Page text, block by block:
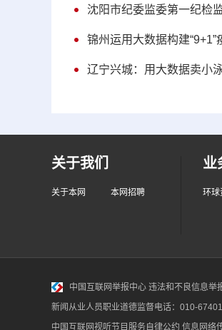
沈阳市纪委监委第一纪检
锦州运用大数据构建“9+1”
辽宁兴城：用大数据卖小
关于我们
关于本网 本网招聘
业
环球
中国互联网举报中心 违法和不良信息举
新闻从业人员职业道德监督电话：010-
中国互联网视听节目服务自律公约 信息网络